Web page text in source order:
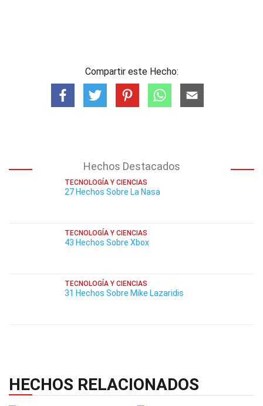
Compartir este Hecho:
Hechos Destacados
TECNOLOGÍA Y CIENCIAS
27 Hechos Sobre La Nasa
TECNOLOGÍA Y CIENCIAS
43 Hechos Sobre Xbox
TECNOLOGÍA Y CIENCIAS
31 Hechos Sobre Mike Lazaridis
HECHOS RELACIONADOS